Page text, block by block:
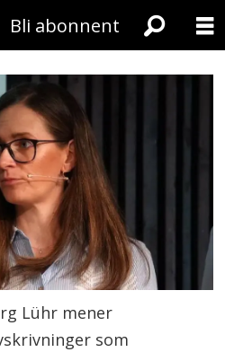
Bli abonnent
Lühr mener
som